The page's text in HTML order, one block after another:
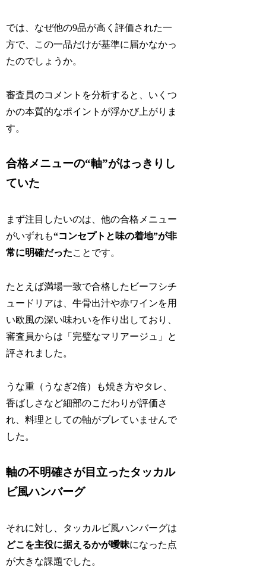
では、なぜ他の9品が高く評価された一
方で、この一品だけが基準に届かなかっ
たのでしょうか。
審査員のコメントを分析すると、いくつ
かの本質的なポイントが浮かび上がりま
す。
合格メニューの“軸”がはっきりし
ていた
まず注目したいのは、他の合格メニュー
がいずれも“コンセプトと味の着地”が非
常に明確だったことです。
たとえば満場一致で合格したビーフシチ
ュードリアは、牛骨出汁や赤ワインを用
い欧風の深い味わいを作り出しており、
審査員からは「完璧なマリアージュ」と
評されました。
うな重（うなぎ2倍）も焼き方やタレ、
香ばしさなど細部のこだわりが評価さ
れ、料理としての軸がブレていませんで
した。
軸の不明確さが目立ったタッカル
ビ風ハンバーグ
それに対し、タッカルビ風ハンバーグは
どこを主役に据えるかが曖昧になった点
が大きな課題でした。